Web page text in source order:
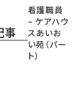
事
看護職員
– ケアハウ
スあいお
い苑（パー
ト）